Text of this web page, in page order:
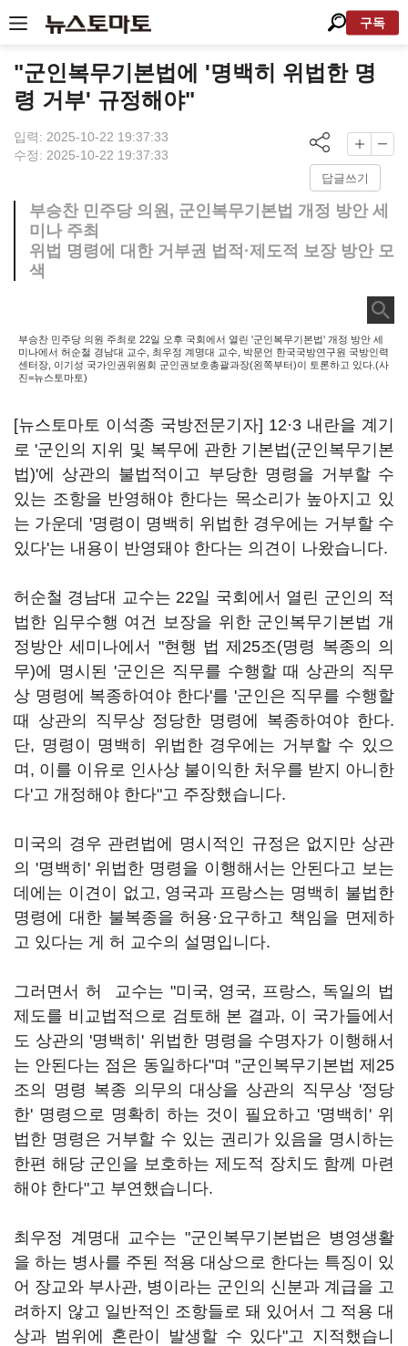
구독
"군인복무기본법에 '명백히 위법한 명
령 거부' 규정해야"
입력: 2025-10-22 19:37:33
수정: 2025-10-22 19:37:33
답글쓰기
부승찬 민주당 의원, 군인복무기본법 개정 방안 세
미나 주최
위법 명령에 대한 거부권 법적·제도적 보장 방안 모
색
부승찬 민주당 의원 주최로 22일 오후 국회에서 열린 '군인복무기본법' 개정 방안 세
미나에서 허순철 경남대 교수, 최우정 계명대 교수, 박문언 한국국방연구원 국방인력
센터장, 이기성 국가인권위원회 군인권보호총괄과장(왼쪽부터)이 토론하고 있다.(사
진=뉴스토마토)
[뉴스토마토 이석종 국방전문기자] 12·3 내란을 계기
로 '군인의 지위 및 복무에 관한 기본법(군인복무기본
법)'에 상관의 불법적이고 부당한 명령을 거부할 수
있는 조항을 반영해야 한다는 목소리가 높아지고 있
는 가운데 '명령이 명백히 위법한 경우에는 거부할 수
있다'는 내용이 반영돼야 한다는 의견이 나왔습니다.
허순철 경남대 교수는 22일 국회에서 열린 군인의 적
법한 임무수행 여건 보장을 위한 군인복무기본법 개
정방안 세미나에서 "현행 법 제25조(명령 복종의 의
무)에 명시된 '군인은 직무를 수행할 때 상관의 직무
상 명령에 복종하여야 한다'를 '군인은 직무를 수행할
때 상관의 직무상 정당한 명령에 복종하여야 한다.
단, 명령이 명백히 위법한 경우에는 거부할 수 있으
며, 이를 이유로 인사상 불이익한 처우를 받지 아니한
다'고 개정해야 한다"고 주장했습니다.
미국의 경우 관련법에 명시적인 규정은 없지만 상관
의 '명백히' 위법한 명령을 이행해서는 안된다고 보는
데에는 이견이 없고, 영국과 프랑스는 명백히 불법한
명령에 대한 불복종을 허용·요구하고 책임을 면제하
고 있다는 게 허 교수의 설명입니다.
그러면서 허 교수는 "미국, 영국, 프랑스, 독일의 법
제도를 비교법적으로 검토해 본 결과, 이 국가들에서
도 상관의 '명백히' 위법한 명령을 수명자가 이행해서
는 안된다는 점은 동일하다"며 "군인복무기본법 제25
조의 명령 복종 의무의 대상을 상관의 직무상 '정당
한' 명령으로 명확히 하는 것이 필요하고 '명백히' 위
법한 명령은 거부할 수 있는 권리가 있음을 명시하는
한편 해당 군인을 보호하는 제도적 장치도 함께 마련
해야 한다"고 부연했습니다.
최우정 계명대 교수는 "군인복무기본법은 병영생활
을 하는 병사를 주된 적용 대상으로 한다는 특징이 있
어 장교와 부사관, 병이라는 군인의 신분과 계급을 고
려하지 않고 일반적인 조항들로 돼 있어서 그 적용 대
상과 범위에 혼란이 발생할 수 있다"고 지적했습니